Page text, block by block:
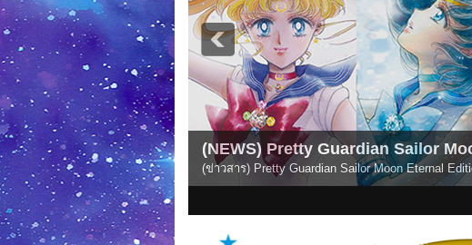
(NEWS) Pretty Guardian Sailor
(ข่าวสาร) Pretty Guardian Sailor Moon Eternal
1 2 3 4